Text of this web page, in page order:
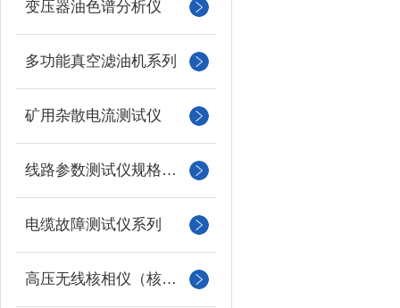
变压器油色谱分析仪
多功能真空滤油机系列
矿用杂散电流测试仪
线路参数测试仪规格型号
电缆故障测试仪系列
高压无线核相仪（核相器）